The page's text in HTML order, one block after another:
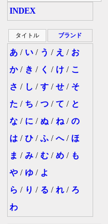
INDEX
タイトル ブランド
あ / い / う / え / お
か/ き / く / け / こ
さ / し / す / せ / そ
た / ち / つ / て / と
な / に / ぬ / ね / の
は / ひ / ふ / へ/ ほ
ま / み / む / め / も
や / ゆ / よ
ら / り / る / れ / ろ
わ